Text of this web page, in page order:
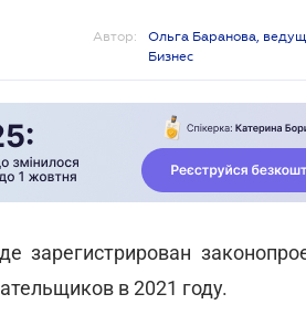
Автор:
Ольга Баранова,
Бизнес
зарегистрирован
в 2021 году.